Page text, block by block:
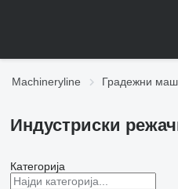
Machineryline Градежни
Индустриски
Категорија